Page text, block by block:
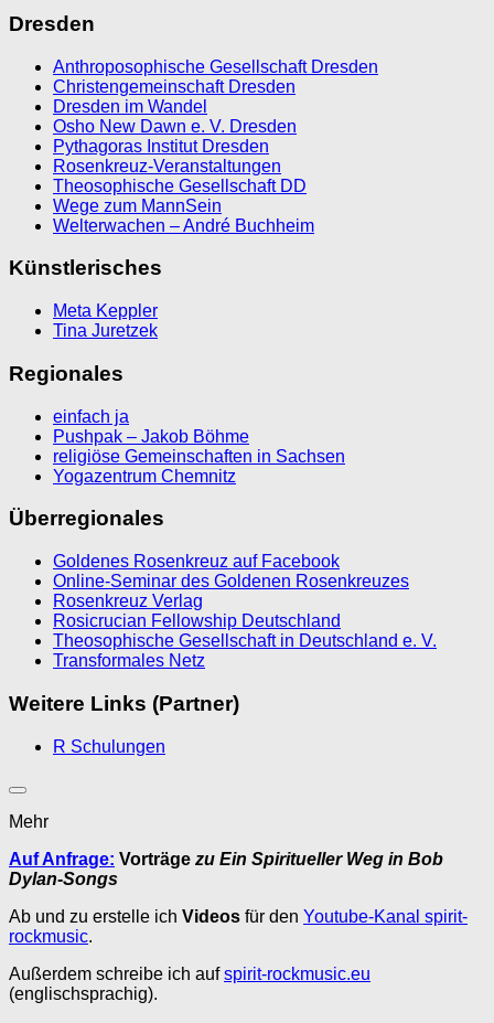
Dresden
Anthroposophische Gesellschaft Dresden
Christengemeinschaft Dresden
Dresden im Wandel
Osho New Dawn e. V. Dresden
Pythagoras Institut Dresden
Rosenkreuz-Veranstaltungen
Theosophische Gesellschaft DD
Wege zum MannSein
Welterwachen – André Buchheim
Künstlerisches
Meta Keppler
Tina Juretzek
Regionales
einfach ja
Pushpak – Jakob Böhme
religiöse Gemeinschaften in Sachsen
Yogazentrum Chemnitz
Überregionales
Goldenes Rosenkreuz auf Facebook
Online-Seminar des Goldenen Rosenkreuzes
Rosenkreuz Verlag
Rosicrucian Fellowship Deutschland
Theosophische Gesellschaft in Deutschland e. V.
Transformales Netz
Weitere Links (Partner)
R Schulungen
Mehr
Auf Anfrage: Vorträge zu Ein Spiritueller Weg in Bob
Dylan-Songs
Ab und zu erstelle ich Videos für den Youtube-Kanal spirit-
rockmusic.
Außerdem schreibe ich aufspirit-rockmusic.eu
(englischsprachig).